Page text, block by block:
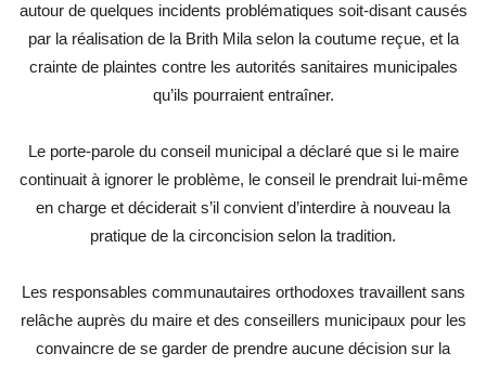
autour de quelques incidents problématiques soit-disant causés
par la réalisation de la Brith Mila selon la coutume reçue, et la
crainte de plaintes contre les autorités sanitaires municipales
qu’ils pourraient entraîner.
Le porte-parole du conseil municipal a déclaré que si le maire
continuait à ignorer le problème, le conseil le prendrait lui-même
en charge et déciderait s’il convient d’interdire à nouveau la
pratique de la circoncision selon la tradition.
Les responsables communautaires orthodoxes travaillent sans
relâche auprès du maire et des conseillers municipaux pour les
convaincre de se garder de prendre aucune décision sur la